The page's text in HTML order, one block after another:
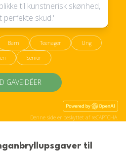
Barn Teenager Ung
Senior
GAVEIDÉER
Denne side er beskyttet af reCAPTCHA.
til